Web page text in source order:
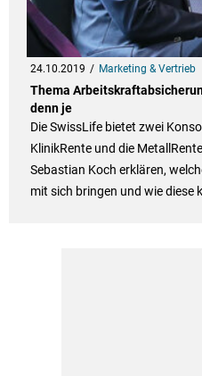
24.10.2019 Marketing & Vertrieb
Thema
denn je
Die SwissLife bietet zwei
KlinikRente und die
Sebastian Koch erklären,
mit sich bringen und wie diese